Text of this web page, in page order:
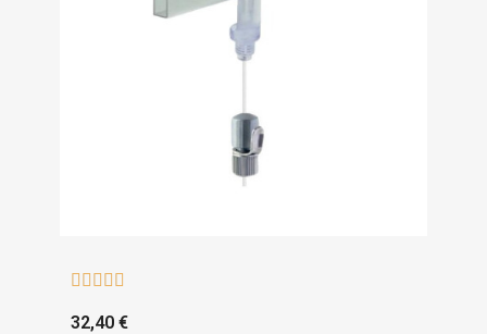
    
32,40 €